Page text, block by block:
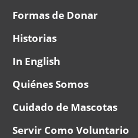
Formas de Donar
Historias
In English
Quiénes Somos
Cuidado de Mascotas
Servir Como Voluntario